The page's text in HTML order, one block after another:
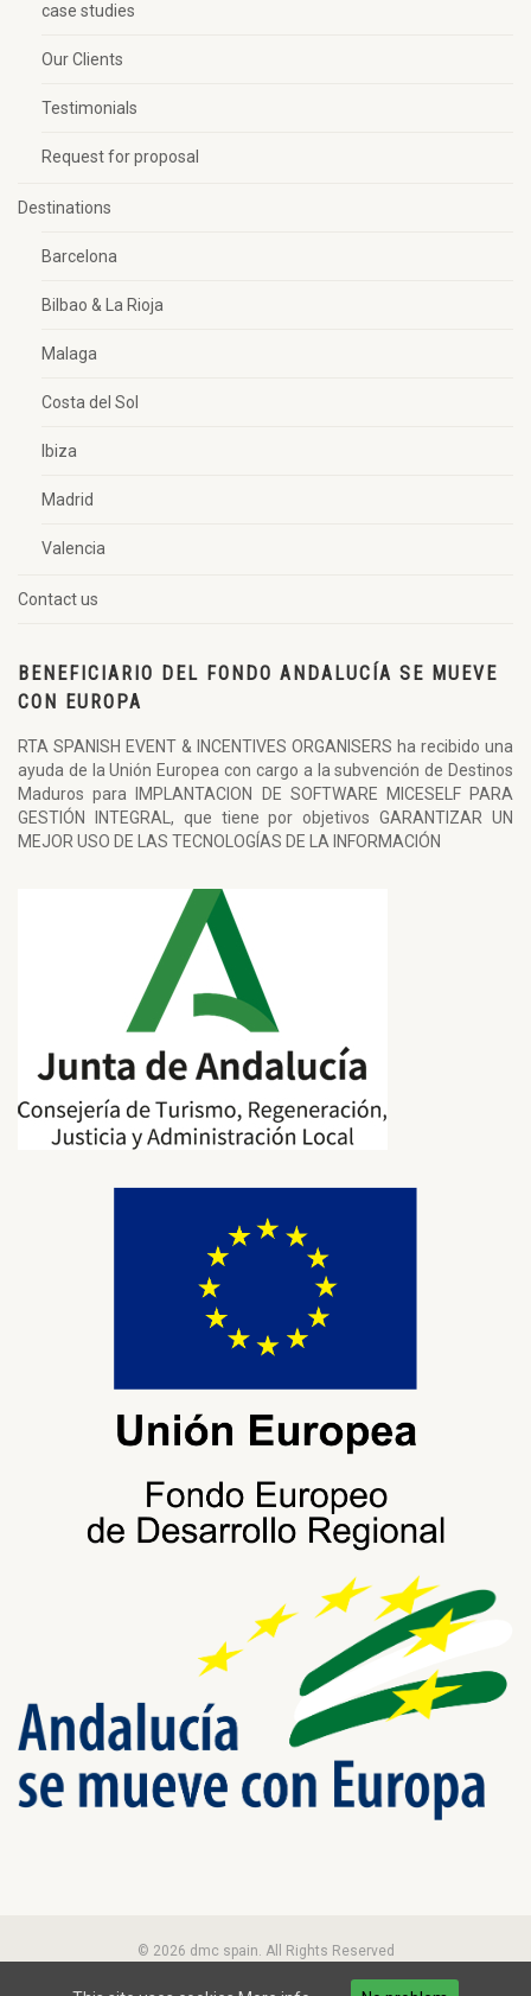
case studies
Our Clients
Testimonials
Request for proposal
Destinations
Barcelona
Bilbao & La Rioja
Malaga
Costa del Sol
Ibiza
Madrid
Valencia
Contact us
BENEFICIARIO DEL FONDO ANDALUCÍA SE MUEVE
CON EUROPA
RTA SPANISH EVENT & INCENTIVES ORGANISERS ha recibido una
ayuda de la Unión Europea con cargo a la subvención de Destinos
Maduros para IMPLANTACION DE SOFTWARE MICESELF PARA
GESTIÓN INTEGRAL, que tiene por objetivos GARANTIZAR UN
MEJOR USO DE LAS TECNOLOGÍAS DE LA INFORMACIÓN
© 2026 dmc spain. All Rights Reserved